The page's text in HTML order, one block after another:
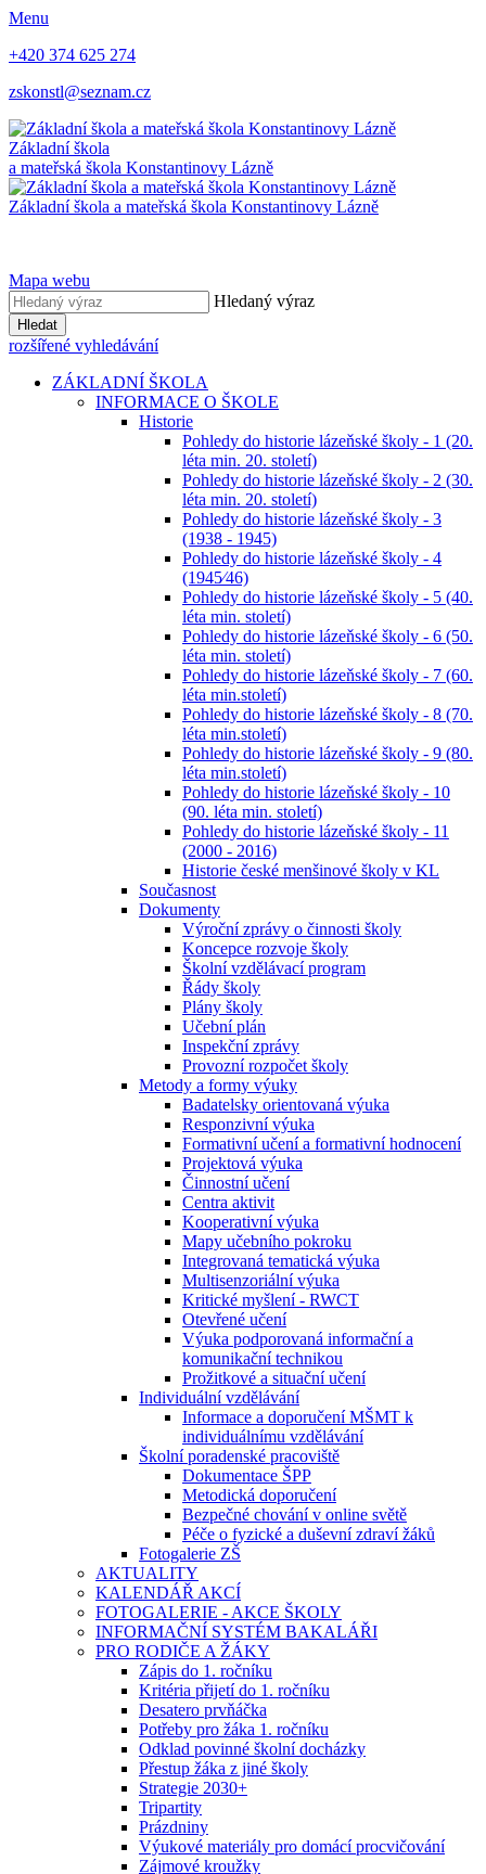
Menu
+420 374 625 274
zskonstl@seznam.cz
Základní škola
a mateřská škola Konstantinovy Lázně
Základní škola a mateřská škola Konstantinovy Lázně
Mapa webu
Hledaný výraz
Hledat
rozšířené vyhledávání
ZÁKLADNÍ ŠKOLA
INFORMACE O ŠKOLE
Historie
Pohledy do historie lázeňské školy - 1 (20.
léta min. 20. století)
Pohledy do historie lázeňské školy - 2 (30.
léta min. 20. století)
Pohledy do historie lázeňské školy - 3
(1938 - 1945)
Pohledy do historie lázeňské školy - 4
(1945⁄46)
Pohledy do historie lázeňské školy - 5 (40.
léta min. století)
Pohledy do historie lázeňské školy - 6 (50.
léta min. století)
Pohledy do historie lázeňské školy - 7 (60.
léta min.století)
Pohledy do historie lázeňské školy - 8 (70.
léta min.století)
Pohledy do historie lázeňské školy - 9 (80.
léta min.století)
Pohledy do historie lázeňské školy - 10
(90. léta min. století)
Pohledy do historie lázeňské školy - 11
(2000 - 2016)
Historie české menšinové školy v KL
Současnost
Dokumenty
Výroční zprávy o činnosti školy
Koncepce rozvoje školy
Školní vzdělávací program
Řády školy
Plány školy
Učební plán
Inspekční zprávy
Provozní rozpočet školy
Metody a formy výuky
Badatelsky orientovaná výuka
Responzivní výuka
Formativní učení a formativní hodnocení
Projektová výuka
Činnostní učení
Centra aktivit
Kooperativní výuka
Mapy učebního pokroku
Integrovaná tematická výuka
Multisenzoriální výuka
Kritické myšlení - RWCT
Otevřené učení
Výuka podporovaná informační a
komunikační technikou
Prožitkové a situační učení
Individuální vzdělávání
Informace a doporučení MŠMT k
individuálnímu vzdělávání
Školní poradenské pracoviště
Dokumentace ŠPP
Metodická doporučení
Bezpečné chování v online světě
Péče o fyzické a duševní zdraví žáků
Fotogalerie ZŠ
AKTUALITY
KALENDÁŘ AKCÍ
FOTOGALERIE - AKCE ŠKOLY
INFORMAČNÍ SYSTÉM BAKALÁŘI
PRO RODIČE A ŽÁKY
Zápis do 1. ročníku
Kritéria přijetí do 1. ročníku
Desatero prvňáčka
Potřeby pro žáka 1. ročníku
Odklad povinné školní docházky
Přestup žáka z jiné školy
Strategie 2030+
Tripartity
Prázdniny
Výukové materiály pro domácí procvičování
Zájmové kroužky